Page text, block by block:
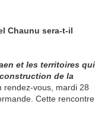
Chaunu sera-t-il
et les territoires qui
de la
rendez-vous, mardi 28
Cette rencontre